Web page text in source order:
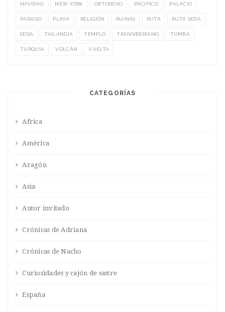
NAVIDAD NEW YORK ORTODOXO PACIFICO PALACIO
PARAISO PLAYA RELIGIÓN RUINAS RUTA RUTA SEDA
SEDA TAILANDIA TEMPLO TRANSIBERIANO TUMBA
TURQUÍA VOLCÁN VUELTA
CATEGORÍAS
Africa
América
Aragón
Asia
Autor invitado
Crónicas de Adriana
Crónicas de Nacho
Curiosidades y cajón de sastre
España